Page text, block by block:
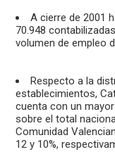
A cierre de 2001
70.948
volumen de empleo
Respecto a la
establecimientos,
cuenta con un
sobre el total
Comunidad
12 y 10%,